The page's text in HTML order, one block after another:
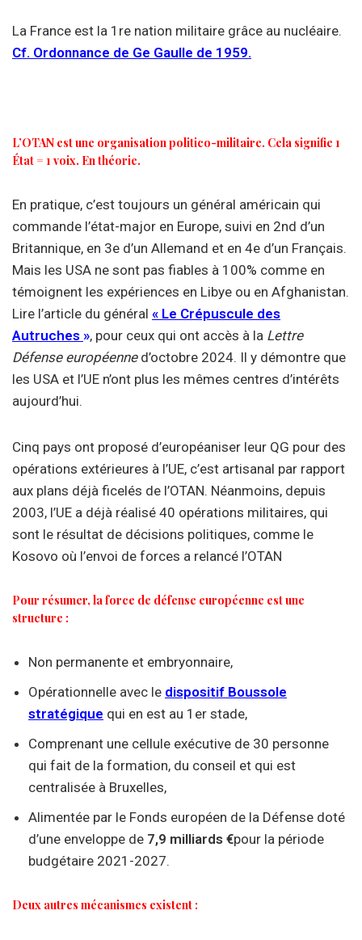
La France est la 1re nation militaire grâce au nucléaire.
Cf. Ordonnance de Ge Gaulle de 1959.
L’OTAN est une organisation politico-militaire. Cela signifie 1
État = 1 voix. En théorie.
En pratique, c’est toujours un général américain qui
commande l’état-major en Europe, suivi en 2nd d’un
Britannique, en 3e d’un Allemand et en 4e d’un Français.
Mais les USA ne sont pas fiables à 100% comme en
témoignent les expériences en Libye ou en Afghanistan.
Lire l’article du général « Le Crépuscule des
Autruches », pour ceux qui ont accès à la Lettre
Défense européenne d’octobre 2024. Il y démontre que
les USA et l’UE n’ont plus les mêmes centres d’intérêts
aujourd’hui.
Cinq pays ont proposé d’européaniser leur QG pour des
opérations extérieures à l’UE, c’est artisanal par rapport
aux plans déjà ficelés de l’OTAN. Néanmoins, depuis
2003, l’UE a déjà réalisé 40 opérations militaires, qui
sont le résultat de décisions politiques, comme le
Kosovo où l’envoi de forces a relancé l’OTAN
Pour résumer, la force de défense européenne est une
structure :
Non permanente et embryonnaire,
Opérationnelle avec le dispositif Boussole
stratégique qui en est au 1er stade,
Comprenant une cellule exécutive de 30 personne
qui fait de la formation, du conseil et qui est
centralisée à Bruxelles,
Alimentée par le Fonds européen de la Défense doté
d’une enveloppe de 7,9 milliards €pour la période
budgétaire 2021-2027.
Deux autres mécanismes existent :